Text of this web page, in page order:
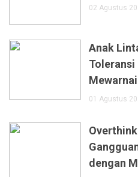
02 Agustus
Anak
Toleransi
Mewarnai
01 Agustus
dengan